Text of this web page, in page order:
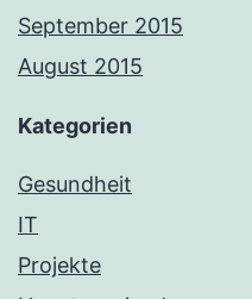
September 2015
August 2015
Kategorien
Gesundheit
IT
Projekte